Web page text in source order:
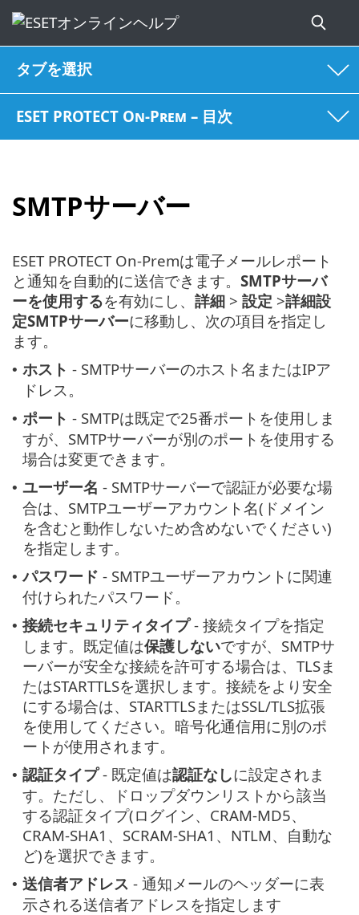
タブを選択
ESET PROTECT On-Prem – 目次
SMTPサーバー
ESET PROTECT On-Premは電子メールレポート
と通知を自動的に送信できます。 SMTPサーバ
ーを使用するを有効にし、 詳細 > 設定 >詳細設
定SMTPサーバーに移動し、次の項目を指定し
ます。
• ホスト - SMTPサーバーのホスト名またはIPア
ドレス。
• ポート - SMTPは既定で25番ポートを使用しま
すが、SMTPサーバーが別のポートを使用する
場合は変更できます。
• ユーザー名 - SMTPサーバーで認証が必要な場
合は、SMTPユーザーアカウント名(ドメイン
を含むと動作しないため含めないでください)
を指定します。
• パスワード - SMTPユーザーアカウントに関連
付けられたパスワード。
• 接続セキュリティタイプ- 接続タイプを指定
します。既定値は保護しないですが、SMTPサ
ーバーが安全な接続を許可する場合は、TLSま
たはSTARTTLSを選択します。接続をより安全
にする場合は、STARTTLSまたはSSL/TLS拡張
を使用してください。暗号化通信用に別のポ
ートが使用されます。
• 認証タイプ- 既定値は認証なしに設定されま
す。ただし、ドロップダウンリストから該当
する認証タイプ(ログイン、CRAM-MD5、
CRAM-SHA1、SCRAM-SHA1、NTLM、自動な
ど)を選択できます。
• 送信者アドレス - 通知メールのヘッダーに表
示される送信者アドレスを指定します